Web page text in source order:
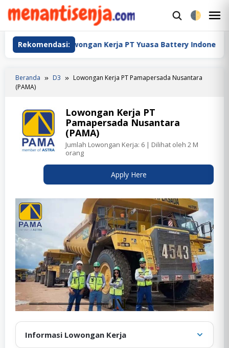
Rekomendasi:
Lowongan Kerja PT Yuasa Battery Indonesia
Beranda D3
Lowongan Kerja PT Pamapersada Nusantara
(PAMA)
Lowongan Kerja PT
Pamapersada Nusantara
(PAMA)
Jumlah Lowongan Kerja: 6 | Dilihat oleh 2 M
orang
Apply Here
Informasi Lowongan Kerja